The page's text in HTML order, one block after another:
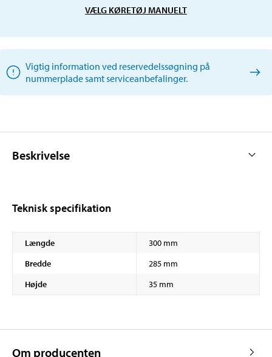
VÆLG KØRETØJ MANUELT
Vigtig information ved reservedelssøgning på
nummerplade samt serviceanbefalinger.
Beskrivelse
Teknisk specifikation
Længde
300 mm
Bredde
285 mm
Højde
35 mm
Om producenten